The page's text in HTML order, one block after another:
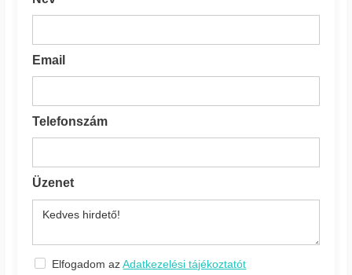
Email
Telefonszám
Üzenet
Elfogadom azAdatkezelési tájékoztatót